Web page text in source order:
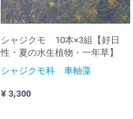
シャジクモ 10本×3組【好日
性・夏の水生植物・一年草】
シャジクモ科 車軸藻
¥ 3,300